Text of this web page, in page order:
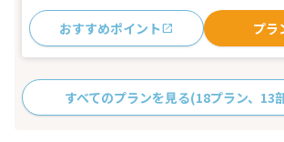
おすすめポイント プラ
すべてのプランを見る(18プラン、13